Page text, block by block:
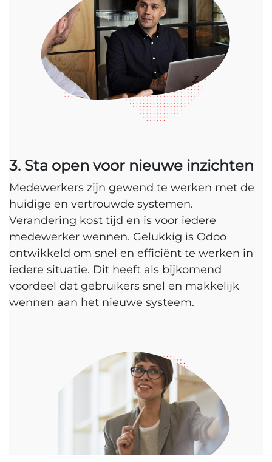
3. Sta open voor nieuwe inzichten
Medewerkers zijn gewend te werken met de
huidige en vertrouwde systemen.
Verandering kost tijd en is voor iedere
medewerker wennen. Gelukkig is Odoo
ontwikkeld om snel en efficiënt te werken in
iedere situatie. Dit heeft als bijkomend
voordeel dat gebruikers snel en makkelijk
wennen aan het nieuwe systeem.